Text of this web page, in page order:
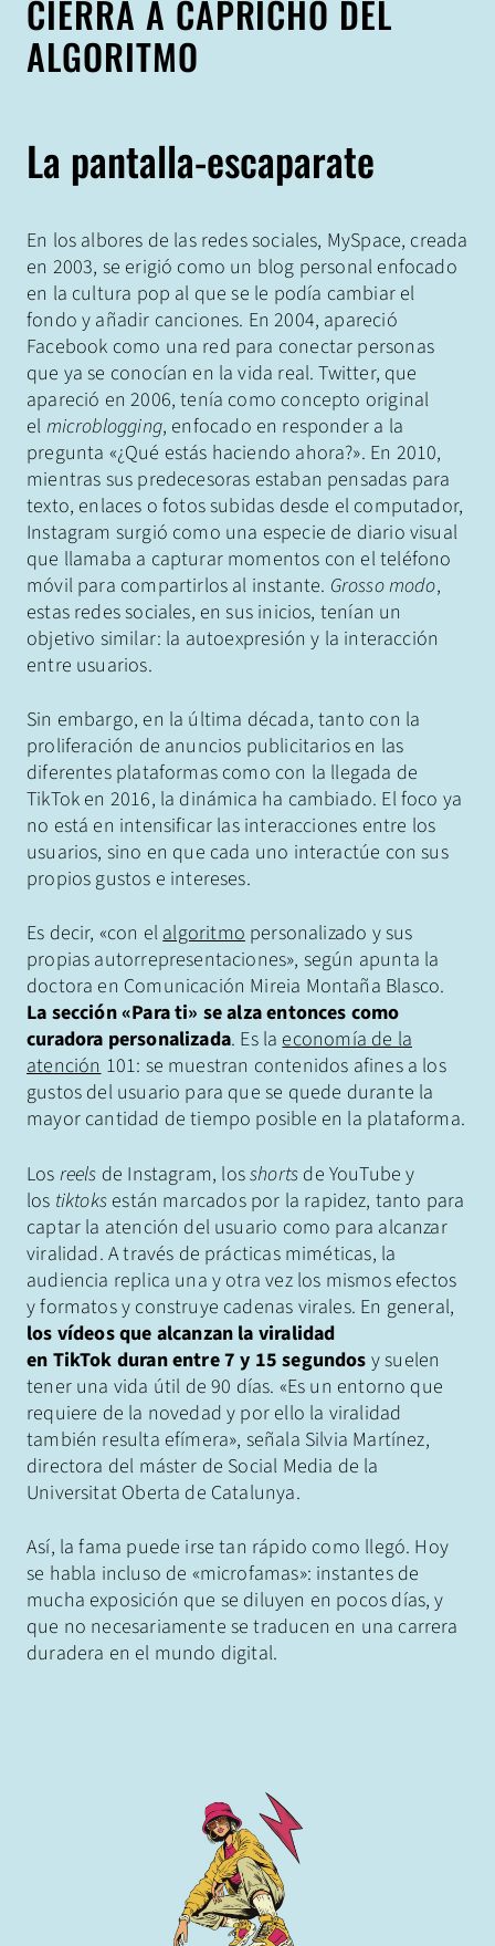
CIERRA A CAPRICHO DEL
ALGORITMO
La pantalla-escaparate
En los albores de las redes sociales, MySpace, creada
en 2003, se erigió como un blog personal enfocado
en la cultura pop al que se le podía cambiar el
fondo y añadir canciones. En 2004, apareció
Facebook como una red para conectar personas
que ya se conocían en la vida real. Twitter, que
apareció en 2006, tenía como concepto original
el microblogging, enfocado en responder a la
pregunta «¿Qué estás haciendo ahora?». En 2010,
mientras sus predecesoras estaban pensadas para
texto, enlaces o fotos subidas desde el computador,
Instagram surgió como una especie de diario visual
que llamaba a capturar momentos con el teléfono
móvil para compartirlos al instante. Grosso modo,
estas redes sociales, en sus inicios, tenían un
objetivo similar: la autoexpresión y la interacción
entre usuarios.
Sin embargo, en la última década, tanto con la
proliferación de anuncios publicitarios en las
diferentes plataformas como con la llegada de
TikTok en 2016, la dinámica ha cambiado. El foco ya
no está en intensificar las interacciones entre los
usuarios, sino en que cada uno interactúe con sus
propios gustos e intereses.
Es decir, «con elalgoritmopersonalizado y sus
propias autorrepresentaciones», según apunta la
doctora en Comunicación Mireia Montaña Blasco.
La sección «Para ti» se alza entonces como
curadora personalizada. Es laeconomía de la
atención101: se muestran contenidos afines a los
gustos del usuario para que se quede durante la
mayor cantidad de tiempo posible en la plataforma.
Los reels de Instagram, losshorts de YouTube y
los tiktoks están marcados por la rapidez, tanto para
captar la atención del usuario como para alcanzar
viralidad. A través de prácticas miméticas, la
audiencia replica una y otra vez los mismos efectos
y formatos y construye cadenas virales. En general,
los vídeos que alcanzan la viralidad
en TikTok duran entre 7 y 15 segundos y suelen
tener una vida útil de 90 días. «Es un entorno que
requiere de la novedad y por ello la viralidad
también resulta efímera», señala Silvia Martínez,
directora del máster de Social Media de la
Universitat Oberta de Catalunya.
Así, la fama puede irse tan rápido como llegó. Hoy
se habla incluso de «microfamas»: instantes de
mucha exposición que se diluyen en pocos días, y
que no necesariamente se traducen en una carrera
duradera en el mundo digital.